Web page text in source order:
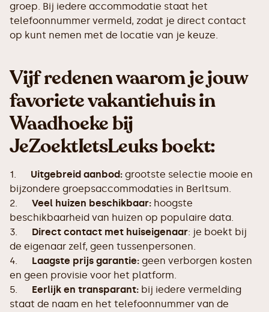
groep. Bij iedere accommodatie staat het
telefoonnummer vermeld, zodat je direct contact
op kunt nemen met de locatie van je keuze.
Vijf redenen waarom je jouw
favoriete vakantiehuis in
Waadhoeke bij
JeZoektIetsLeuks boekt:
1. Uitgebreid aanbod: grootste selectie mooie en
bijzondere groepsaccommodaties in Berltsum.
2. Veel huizen beschikbaar: hoogste
beschikbaarheid van huizen op populaire data.
3. Direct contact met huiseigenaar: je boekt bij
de eigenaar zelf, geen tussenpersonen.
4. Laagste prijs garantie: geen verborgen kosten
en geen provisie voor het platform.
5. Eerlijk en transparant: bij iedere vermelding
staat de naam en het telefoonnummer van de